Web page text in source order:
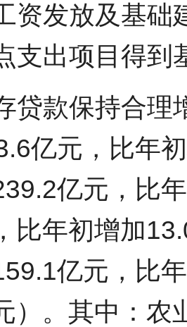
资发放及基础
支出项目得到
贷款保持合理
亿元，比年
亿元，比
比年初增加
亿元，比
）。其中：农